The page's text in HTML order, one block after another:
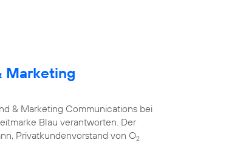
Marketing
& Marketing Communications bei
Blau verantworten. Der
Privatkundenvorstand von O2